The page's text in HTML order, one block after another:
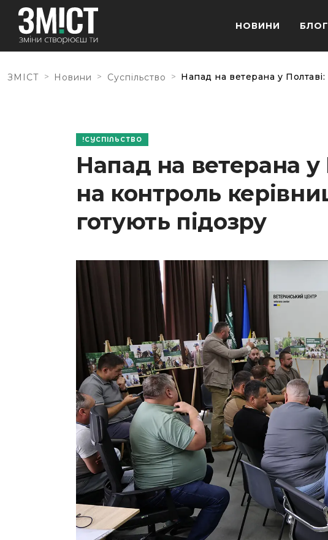
НОВИНИ
ЗМІСТ > Новини > Суспільство > Напад на ветерана у
СУСПІЛЬСТВО
Напад на ветерана у
на контроль
готують підозру